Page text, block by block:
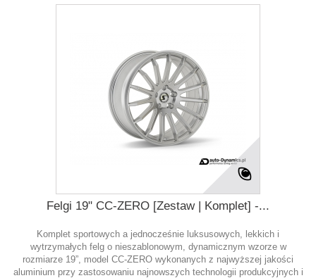
Felgi 19" CC-ZERO [Zestaw | Komplet] -...
Komplet sportowych a jednocześnie luksusowych, lekkich i
wytrzymałych felg o nieszablonowym, dynamicznym wzorze w
rozmiarze 19”, model CC-ZERO wykonanych z najwyższej jakości
aluminium przy zastosowaniu najnowszych technologii produkcyjnych i